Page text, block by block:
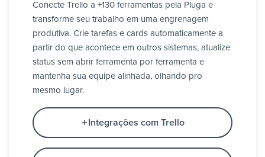
Conecte Trello a +130 ferramentas pela Pluga e
transforme seu trabalho em uma engrenagem
produtiva. Crie tarefas e cards automaticamente a
partir do que acontece em outros sistemas, atualize
status sem abrir ferramenta por ferramenta e
mantenha sua equipe alinhada, olhando pro
mesmo lugar.
Integrações com Trello